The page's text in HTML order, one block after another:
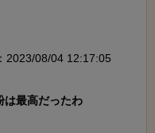
2023/08/04 12:17:05
は最高だったわ